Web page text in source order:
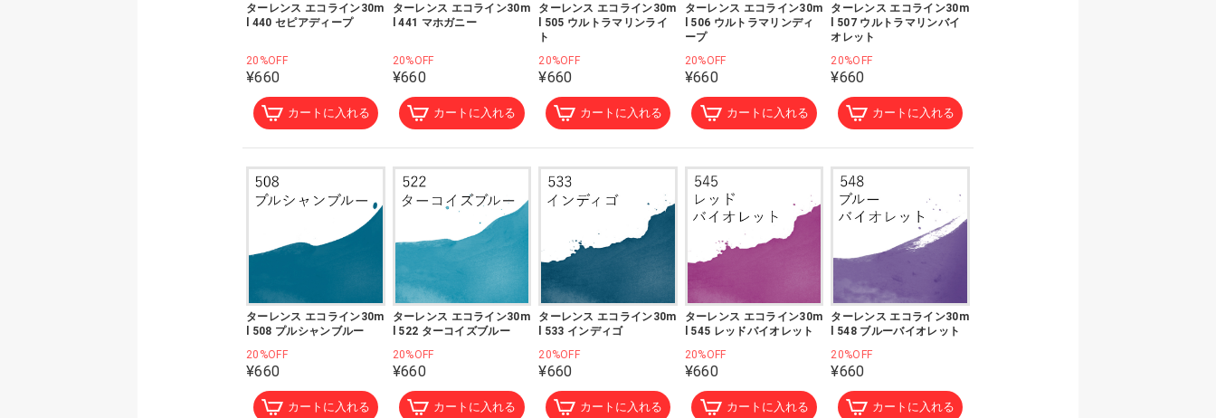
ターレンス エコライン30m
l 440 セピアディープ
20%OFF
¥660
カートに入れる
ターレンス エコライン30m
l 441 マホガニー
20%OFF
¥660
カートに入れる
ターレンス エコライン30m
l 505 ウルトラマリンライ
ト
20%OFF
¥660
カートに入れる
ターレンス エコライン30m
l 506 ウルトラマリンディ
ープ
20%OFF
¥660
カートに入れる
ターレンス エコライン30m
l 507 ウルトラマリンバイ
オレット
20%OFF
¥660
カートに入れる
ターレンス エコライン30m
l 508 プルシャンブルー
20%OFF
¥660
カートに入れる
ターレンス エコライン30m
l 522 ターコイズブルー
20%OFF
¥660
カートに入れる
ターレンス エコライン30m
l 533 インディゴ
20%OFF
¥660
カートに入れる
ターレンス エコライン30m
l 545 レッドバイオレット
20%OFF
¥660
カートに入れる
ターレンス エコライン30m
l 548 ブルーバイオレット
20%OFF
¥660
カートに入れる